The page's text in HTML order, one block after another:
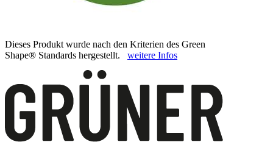
Dieses Produkt wurde nach den Kriterien des Green
Shape® Standards hergestellt. weitere Infos